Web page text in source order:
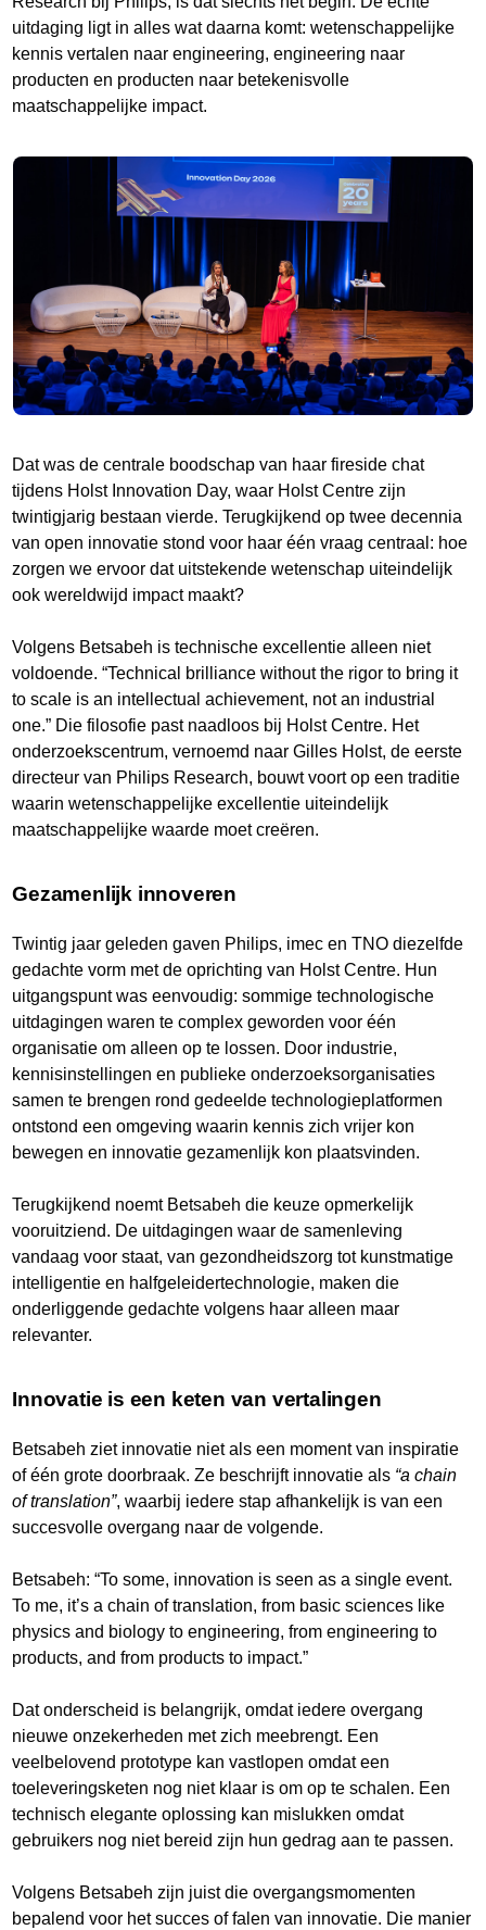
uitdaging ligt in alles wat daarna komt: wetenschappelijke
kennis vertalen naar engineering, engineering naar
producten en producten naar betekenisvolle
maatschappelijke impact.
Dat was de centrale boodschap van haar fireside chat
tijdens Holst Innovation Day, waar Holst Centre zijn
twintigjarig bestaan vierde. Terugkijkend op twee decennia
van open innovatie stond voor haar één vraag centraal: hoe
zorgen we ervoor dat uitstekende wetenschap uiteindelijk
ook wereldwijd impact maakt?
Volgens Betsabeh is technische excellentie alleen niet
voldoende. “Technical brilliance without the rigor to bring it
to scale is an intellectual achievement, not an industrial
one.” Die filosofie past naadloos bij Holst Centre. Het
onderzoekscentrum, vernoemd naar Gilles Holst, de eerste
directeur van Philips Research, bouwt voort op een traditie
waarin wetenschappelijke excellentie uiteindelijk
maatschappelijke waarde moet creëren.
Gezamenlijk innoveren
Twintig jaar geleden gaven Philips, imec en TNO diezelfde
gedachte vorm met de oprichting van Holst Centre. Hun
uitgangspunt was eenvoudig: sommige technologische
uitdagingen waren te complex geworden voor één
organisatie om alleen op te lossen. Door industrie,
kennisinstellingen en publieke onderzoeksorganisaties
samen te brengen rond gedeelde technologieplatformen
ontstond een omgeving waarin kennis zich vrijer kon
bewegen en innovatie gezamenlijk kon plaatsvinden.
Terugkijkend noemt Betsabeh die keuze opmerkelijk
vooruitziend. De uitdagingen waar de samenleving
vandaag voor staat, van gezondheidszorg tot kunstmatige
intelligentie en halfgeleidertechnologie, maken die
onderliggende gedachte volgens haar alleen maar
relevanter.
Innovatie is een keten van vertalingen
Betsabeh ziet innovatie niet als een moment van inspiratie
of één grote doorbraak. Ze beschrijft innovatie als “a chain
of translation”, waarbij iedere stap afhankelijk is van een
succesvolle overgang naar de volgende.
Betsabeh: “To some, innovation is seen as a single event.
To me, it’s a chain of translation, from basic sciences like
physics and biology to engineering, from engineering to
products, and from products to impact.”
Dat onderscheid is belangrijk, omdat iedere overgang
nieuwe onzekerheden met zich meebrengt. Een
veelbelovend prototype kan vastlopen omdat een
toeleveringsketen nog niet klaar is om op te schalen. Een
technisch elegante oplossing kan mislukken omdat
gebruikers nog niet bereid zijn hun gedrag aan te passen.
Volgens Betsabeh zijn juist die overgangsmomenten
bepalend voor het succes of falen van innovatie. Die manier